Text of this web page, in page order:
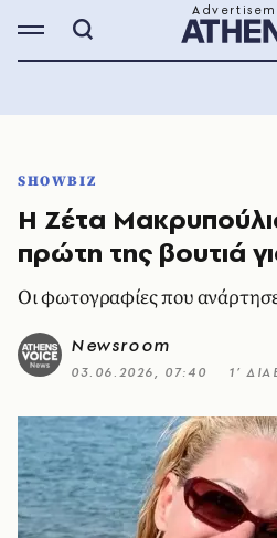
SHOWBIZ
Η Ζέτα
πρώτη της βουτιά
Οι φωτογραφίες που
Newsroom
03.06.2026, 07:40 1’